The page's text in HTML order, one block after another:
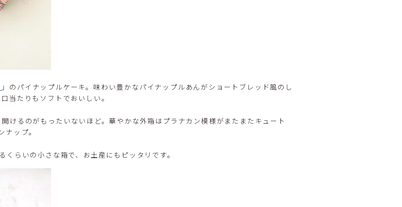
」のパイナップルケーキ。味わい豊かなパイナップルあんがショートブレッド風のし
当たりもソフトでおいしい。
けるのがもったいないほど。華やかな外箱はプラナカン模様がまたまたキュート
ップ。
らいの小さな箱で、お土産にもピッタリです。